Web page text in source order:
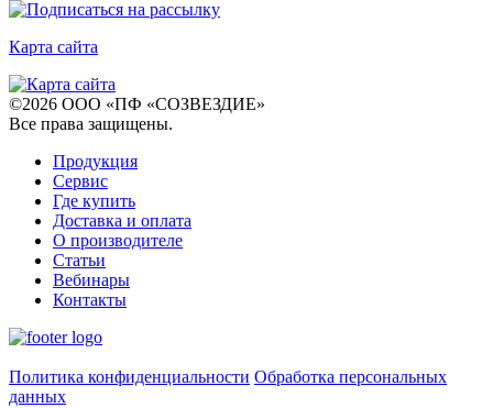
Карта сайта
©2026 ООО «ПФ «СОЗВЕЗДИЕ»
Все права защищены.
Продукция
Сервис
Где купить
Доставка и оплата
О производителе
Статьи
Вебинары
Контакты
Политика конфиденциальности Обработка персональных
данных